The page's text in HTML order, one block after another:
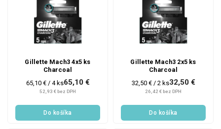
Gillette Mach3 4x5 ks
Charcoal
52,93 € bez DPH
65,10 €
Jednotková
cena:
65,10 € / 4 ks
Do košíka
Gillette Mach3 2x5 ks
Charcoal
26,42 € bez DPH
32,50 €
Jednotková
cena:
32,50 € / 2 ks
Do košíka